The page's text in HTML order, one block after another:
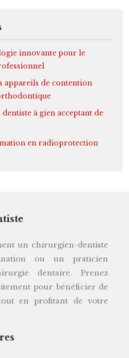
innovante pour le
appareils de contention
à gien acceptant de
en radioprotection
un chirurgien-dentiste
ou un praticien
dentaire. Prenez
pour bénéficier de
en profitant de votre